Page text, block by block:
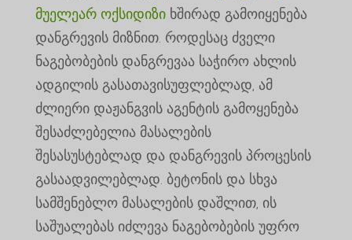
მუელეარ ოქსიდიზიხშირად გამოიყენება
დანგრევის მიზნით. როდესაც ძველი
ნაგებობების დანგრევაა საჭირო ახლის
ადგილის გასათავისუფლებლად, ამ
ძლიერი დაჟანგვის აგენტის გამოყენება
შესაძლებელია მასალების
შესასუსტებლად და დანგრევის პროცესის
გასაადვილებლად. ბეტონის და სხვა
სამშენებლო მასალების დაშლით, ის
საშუალებას იძლევა ნაგებობების უფრო